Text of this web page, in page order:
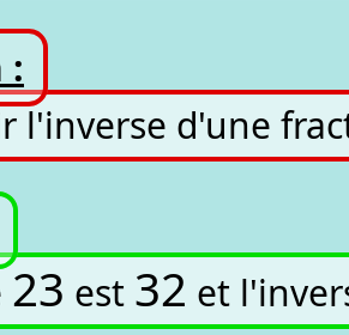
:
l'inverse d'une
23 est 32 et